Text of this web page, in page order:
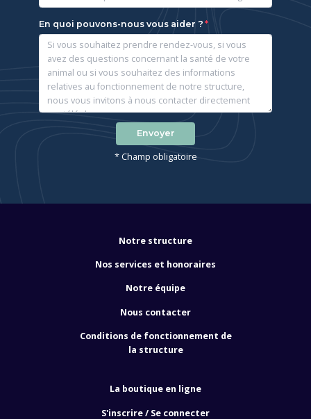
En quoi pouvons-nous vous aider ?
Envoyer
* Champ obligatoire
Notre structure
Nos services et honoraires
Notre équipe
Nous contacter
Conditions de fonctionnement de
la structure
La boutique en ligne
S'inscrire / Se connecter